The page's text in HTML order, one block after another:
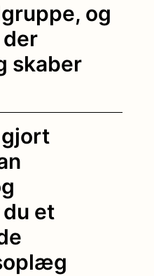
og
der
skaber
et